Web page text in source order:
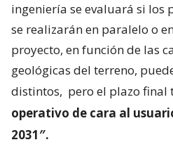
ingeniería se evaluará si los
se realizarán en paralelo o
proyecto, en función de las
geológicas del terreno,
distintos, pero el plazo final
operativo de cara al
2031″.